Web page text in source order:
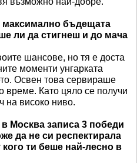
максимално бъдещата
ли да стигнеш и до мача
шансове, но тя е доста
моменти унгарката
Освен това сервираше
време. Като цяло се получи
на високо ниво.
Москва записа 3 победи
да не си респектирала
ти беше най-лесно в